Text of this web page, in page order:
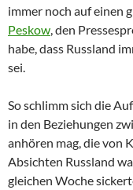
immer noch auf einen
Peskow, den
habe, dass Russland
sei.
So schlimm sich die
in den Beziehungen
anhören mag, die von
Absichten Russland
gleichen Woche